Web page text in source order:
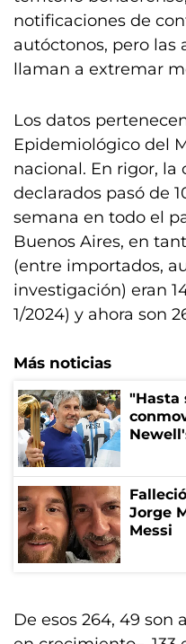
notificaciones de
autóctonos, pero las
llaman a extremar
Los datos
Epidemiológico del
nacional. En rigor, la
declarados pasó de
semana en todo el
Buenos Aires, en
(entre importados,
investigación) eran
1/2024) y ahora son
Más noticias
"Hasta
Jorge
Messi
De esos 264, 49 son